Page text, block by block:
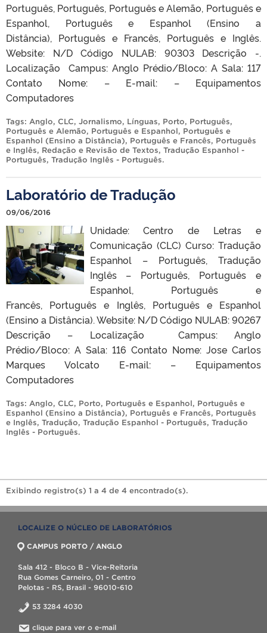
Português, Português, Português e Alemão, Português e
Espanhol, Português e Espanhol (Ensino a
Distância), Português e Francês, Português e Inglês.
Website: N/D Código NULAB: 90303 Descrição -.
Localização Campus: Anglo Prédio/Bloco: A Sala: 117
Contato Nome: – E-mail: – Equipamentos
Computadores
Tags: Anglo, CLC, Jornalismo, Línguas, Porto, Português,
Português e Alemão, Português e Espanhol, Português e
Espanhol (Ensino a Distância), Português e Francês, Português
e Inglês, Redação e Revisão de Textos, Tradução Espanhol -
Português, Tradução Inglês - Português.
Laboratório de Tradução
09/06/2016
Unidade: Centro de Letras e
Comunicação (CLC) Curso: Tradução
Espanhol – Português, Tradução
Inglês – Português, Português e
Espanhol, Português e
Francês, Português e Inglês, Português e Espanhol
(Ensino a Distância). Website: N/D Código NULAB: 90267
Descrição – Localização Campus: Anglo
Prédio/Bloco: A Sala: 116 Contato Nome: Jose Carlos
Marques Volcato E-mail: – Equipamentos
Computadores
Tags: Anglo, CLC, Porto, Português e Espanhol, Português e
Espanhol (Ensino a Distância), Português e Francês, Português
e Inglês, Tradução, Tradução Espanhol - Português, Tradução
Inglês - Português.
Exibindo registro(s) 1 a 4 de 4 encontrado(s).
LOCALIZE O NÚCLEO DE LABORATÓRIOS
CAMPUS PORTO / ANGLO
Sala 412 - Bloco B - Vice-Reitoria
Rua Gomes Carneiro, 01 - Centro
Pelotas - RS, Brasil - 96010-610
53 3284 4030
clique para ver o e-mail